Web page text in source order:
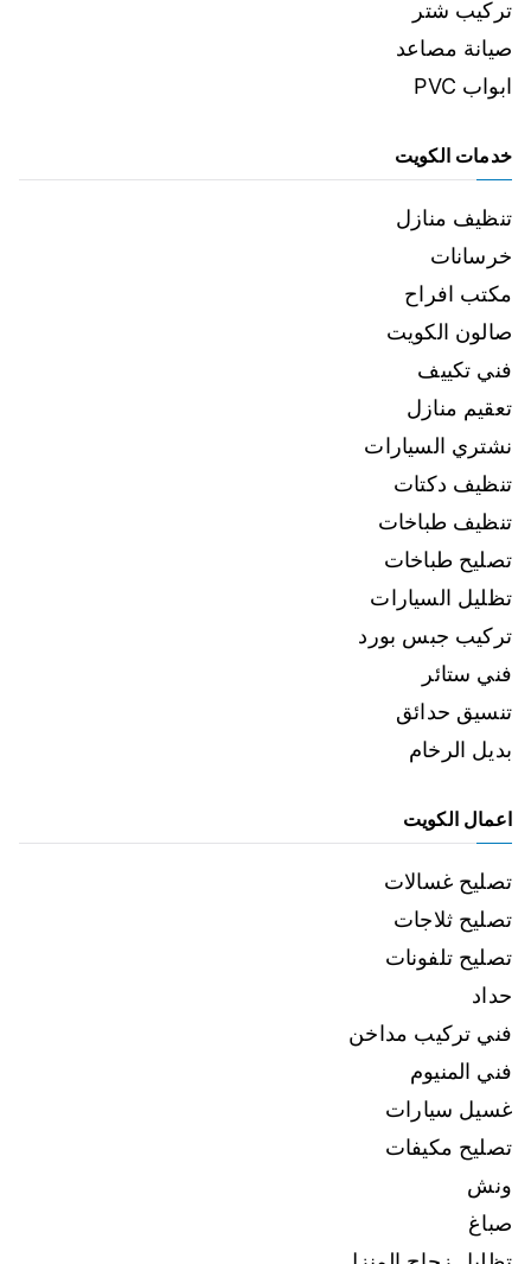
تركيب شتر
صيانة مصاعد
ابواب PVC
خدمات الكويت
تنظيف منازل
خرسانات
مكتب افراح
صالون الكويت
فني تكييف
تعقيم منازل
نشتري السيارات
تنظيف دكتات
تنظيف طباخات
تصليح طباخات
تظليل السيارات
تركيب جبس بورد
فني ستائر
تنسيق حدائق
بديل الرخام
اعمال الكويت
تصليح غسالات
تصليح ثلاجات
تصليح تلفونات
حداد
فني تركيب مداخن
فني المنيوم
غسيل سيارات
تصليح مكيفات
ونش
صباغ